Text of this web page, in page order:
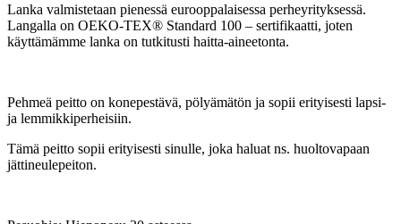
Lanka valmistetaan pienessä eurooppalaisessa perheyrityksessä.
Langalla on OEKO-TEX® Standard 100 – sertifikaatti, joten
käyttämämme lanka on tutkitusti haitta-aineetonta.
Pehmeä peitto on konepestävä, pölyämätön ja sopii erityisesti lapsi-
ja lemmikkiperheisiin.
Tämä peitto sopii erityisesti sinulle, joka haluat ns. huoltovapaan
jättineulepeiton.